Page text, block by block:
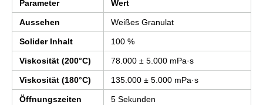
Parameter
Wert
Aussehen Weißes Granulat
Solider Inhalt 100 %
Viskosität (200°C) 78.000 ± 5.000 mPa·s
Viskosität (180°C) 135.000 ± 5.000 mPa·s
Öffnungszeiten 5 Sekunden